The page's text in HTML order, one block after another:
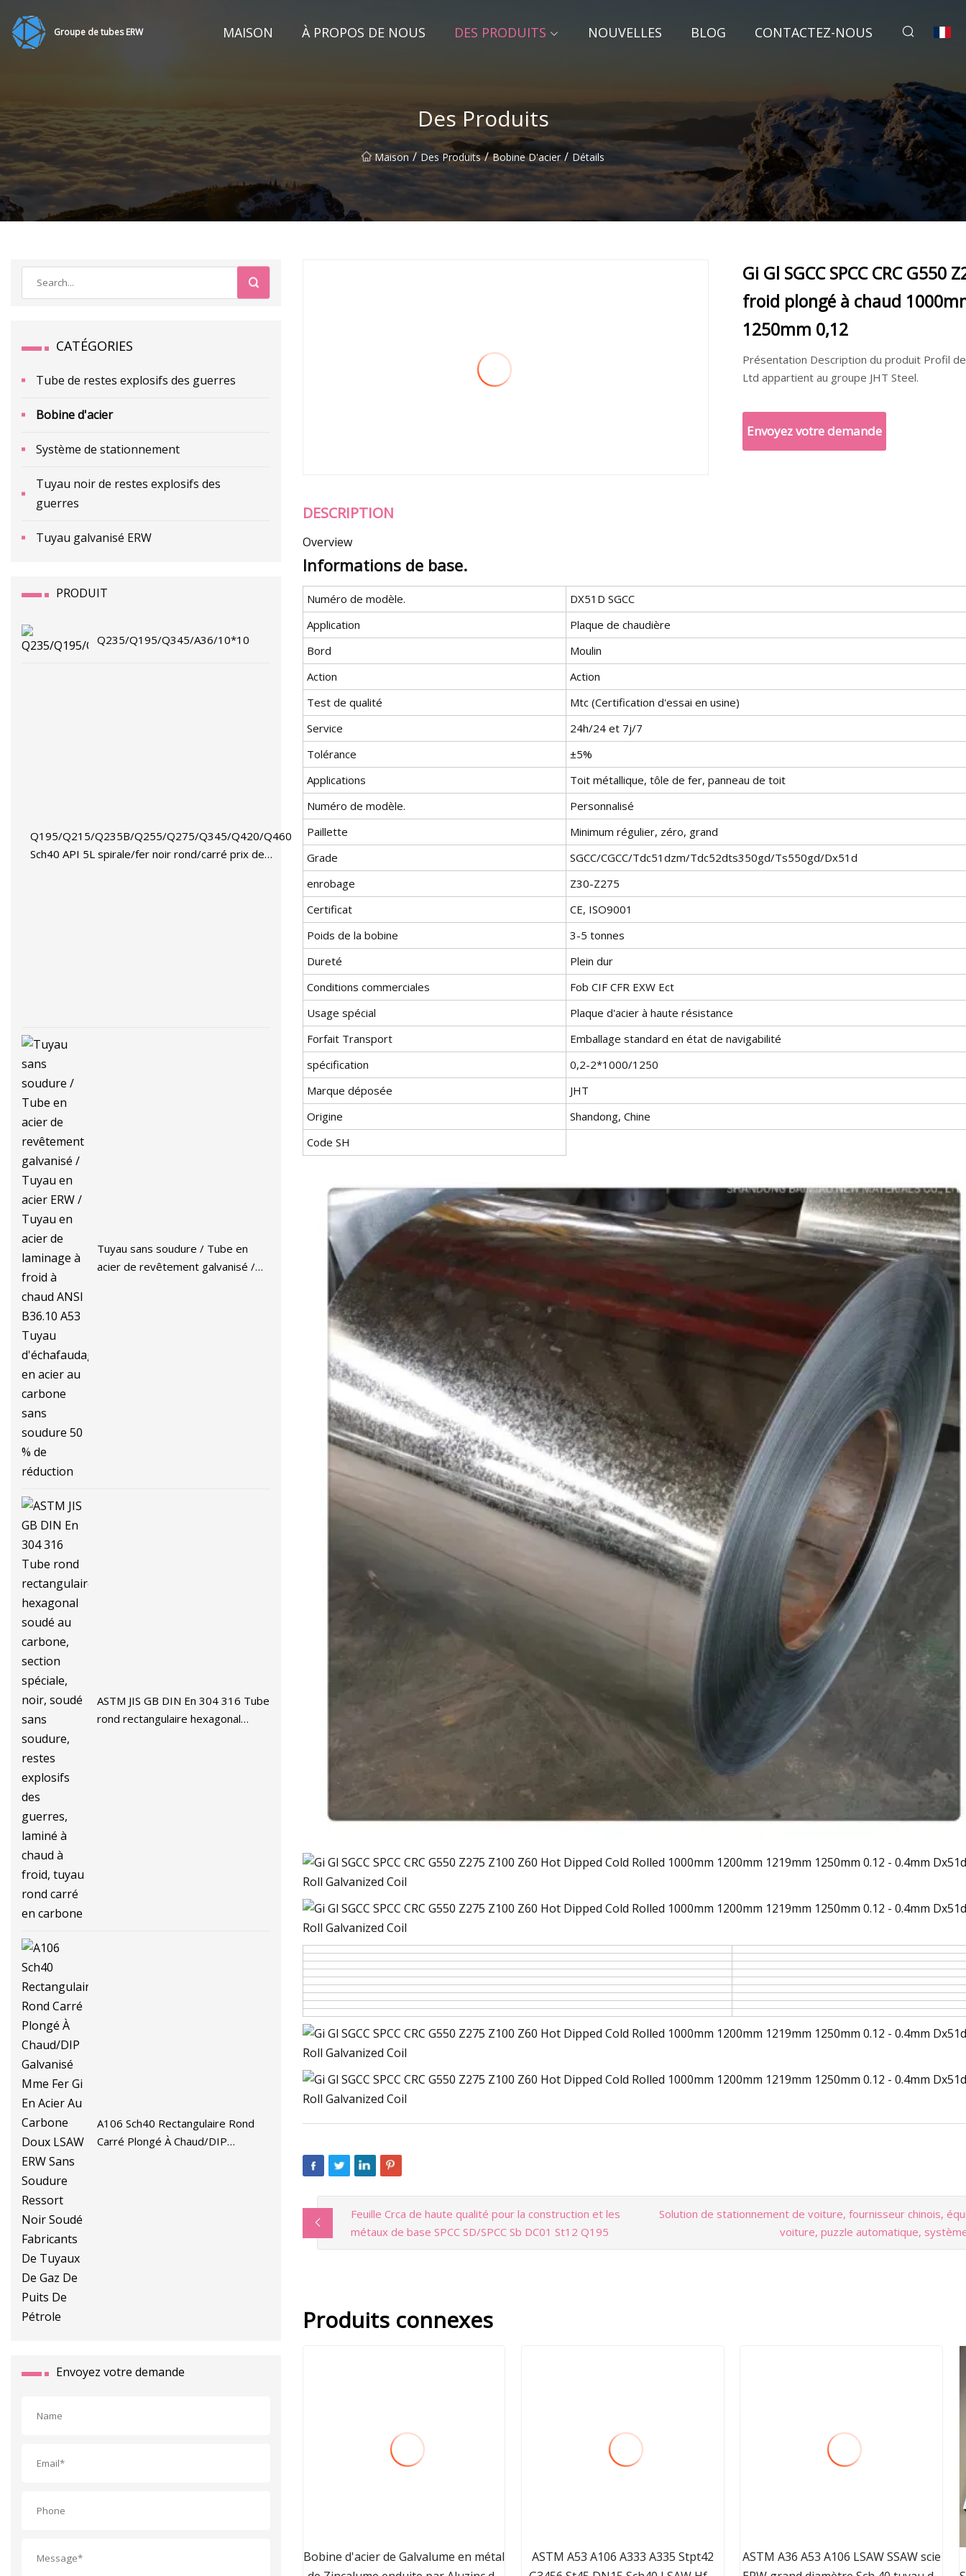
Groupe de tubes ERW MAISON À PROPOS DE NOUS DES PRODUITS NOUVELLES BLOG CONTACTEZ-NOUS
Des Produits
Maison / Des Produits / Bobine D'acier / Détails
CATÉGORIES
Tube de restes explosifs des guerres
Bobine d'acier
Système de stationnement
Tuyau noir de restes explosifs des
guerres
Tuyau galvanisé ERW
PRODUIT
Q235/Q195/Q345/A36/10*10
Q195/Q215/Q235B/Q255/Q275/Q345/Q420/Q460
Sch40 API 5L spirale/fer noir rond/carré prix de
Tuyau sans soudure / Tube en
acier de revêtement galvanisé /
ASTM JIS GB DIN En 304 316 Tube
rond rectangulaire hexagonal
A106 Sch40 Rectangulaire Rond
Carré Plongé À Chaud/DIP
Envoyez votre demande
Gi Gl SGCC SPCC CRC G550
froid plongé à chaud
1250mm 0,12
Présentation Description du produit Profil
Ltd appartient au groupe JHT Steel.
Envoyez votre demande
DESCRIPTION
Overview
Informations de base.
Numéro de modèle.
DX51D SGCC
Application
Plaque de chaudière
Bord
Moulin
Action
Action
Test de qualité
Mtc (Certification d'essai en usine)
Service
24h/24 et 7j/7
Tolérance
±5%
Applications
Toit métallique, tôle de fer, panneau de toit
Numéro de modèle.
Personnalisé
Paillette
Minimum régulier, zéro, grand
Grade
SGCC/CGCC/Tdc51dzm/Tdc52dts350gd/Ts550gd/Dx51d
enrobage
Z30-Z275
Certificat
CE, ISO9001
Poids de la bobine
3-5 tonnes
Dureté
Plein dur
Conditions commerciales
Fob CIF CFR EXW Ect
Usage spécial
Plaque d'acier à haute résistance
Forfait Transport
Emballage standard en état de navigabilité
spécification
0,2-2*1000/1250
Marque déposée
JHT
Origine
Shandong, Chine
Code SH
Feuille Crca de haute qualité pour la construction et les
métaux de base SPCC SD/SPCC Sb DC01 St12 Q195
Solution de stationnement de voiture, fournisseur chinois,
voiture, puzzle automatique,
Produits connexes
Bobine d'acier de Galvalume en métal
ASTM A53 A106 A333 A335 Stpt42
ASTM A36 A53 A106 LSAW SSAW scie